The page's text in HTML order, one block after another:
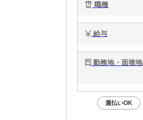
職種
給与
勤務地・面接地
週払いOK